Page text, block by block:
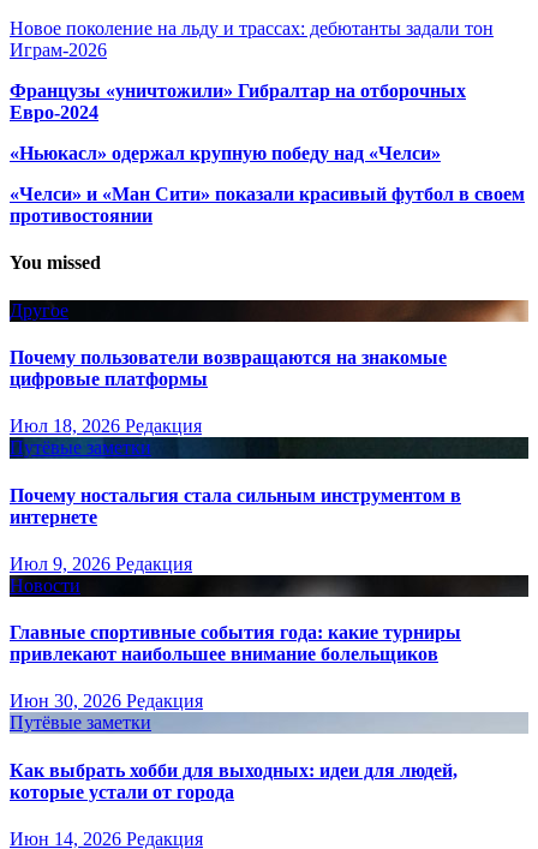
Новое поколение на льду и трассах: дебютанты задали тон
Играм-2026
Французы «уничтожили» Гибралтар на отборочных
Евро-2024
«Ньюкасл» одержал крупную победу над «Челси»
«Челси» и «Ман Сити» показали красивый футбол в своем
противостоянии
You missed
Другое
Почему пользователи возвращаются на знакомые
цифровые платформы
Июл 18, 2026 Редакция
Путёвые заметки
Почему ностальгия стала сильным инструментом в
интернете
Июл 9, 2026 Редакция
Новости
Главные спортивные события года: какие турниры
привлекают наибольшее внимание болельщиков
Июн 30, 2026 Редакция
Путёвые заметки
Как выбрать хобби для выходных: идеи для людей,
которые устали от города
Июн 14, 2026 Редакция